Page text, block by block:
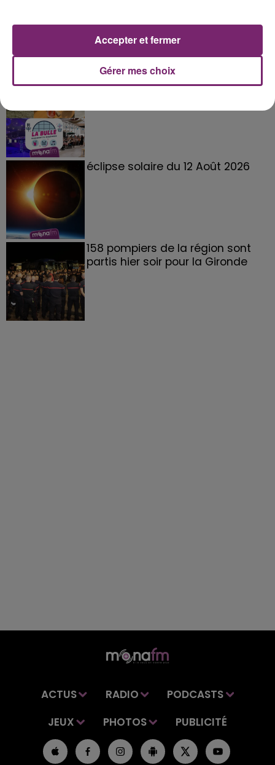
La Bulle - Guinguette éphémère
éclipse solaire du 12 Août 2026
158 pompiers de la région sont
partis hier soir pour la Gironde
ACTUS RADIO
PODCASTS
JEUX
PHOTOS PUBLICITÉ
Gérer mes choix
Accepter et fermer